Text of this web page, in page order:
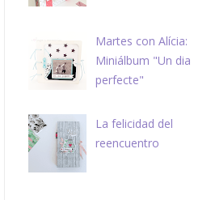
Martes con Alícia:
Miniálbum "Un dia
perfecte"
La felicidad del
reencuentro